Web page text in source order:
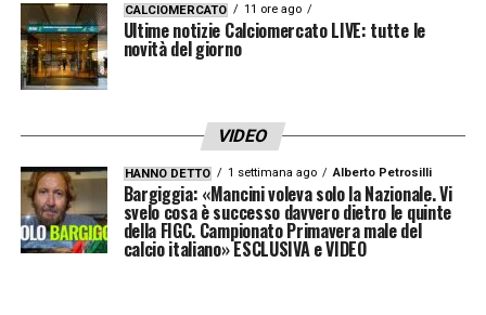
CALCIOMERCATO 11 ore ago
Ultime notizie Calciomercato LIVE: tutte le
novità del giorno
VIDEO
HANNO DETTO 1 settimana ago Alberto Petrosilli
Bargiggia: «Mancini voleva solo la Nazionale. Vi
svelo cosa è successo davvero dietro le quinte
della FIGC. Campionato Primavera male del
calcio italiano» ESCLUSIVA e VIDEO